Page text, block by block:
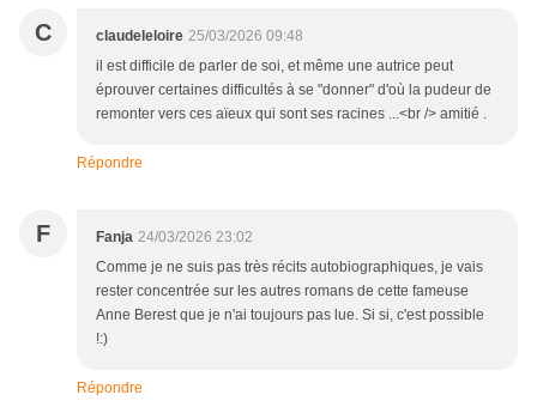
C claudeleloire 25/03/2026 09:48
il est difficile de parler de soi, et même une autrice peut
éprouver certaines difficultés à se "donner" d'où la pudeur de
remonter vers ces aïeux qui sont ses racines ...<br /> amitié .
Répondre
F Fanja 24/03/2026 23:02
Comme je ne suis pas très récits autobiographiques, je vais
rester concentrée sur les autres romans de cette fameuse
Anne Berest que je n'ai toujours pas lue. Si si, c'est possible
!:)
Répondre